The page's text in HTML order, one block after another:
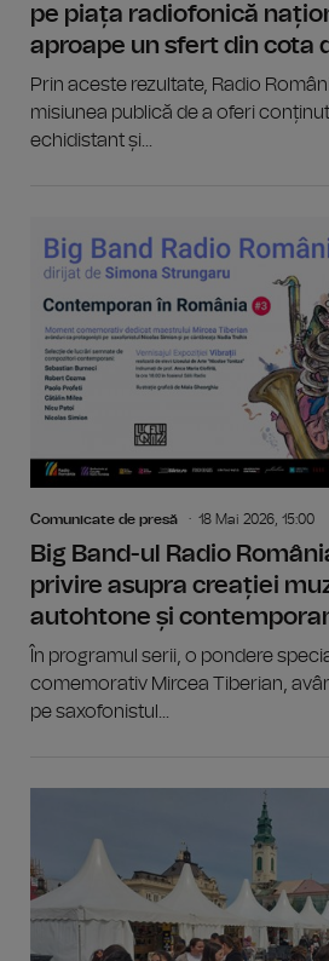
pe piața radiofonică
aproape un sfert din cota
Prin aceste rezultate, Radio
misiunea publică de a oferi
echidistant și...
Comunicate de presă 18 Mai 2026, 15:00
Big Band-ul Radio
privire asupra creației
autohtone și
În programul serii, o pondere
comemorativ Mircea Tiberian,
pe saxofonistul...